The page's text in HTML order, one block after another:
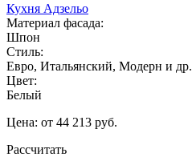
Кухня Адзельо
Материал фасада:
Шпон
Стиль:
Евро, Итальянский, Модерн и др.
Цвет:
Белый
Цена: от 44 213 руб.
Рассчитать